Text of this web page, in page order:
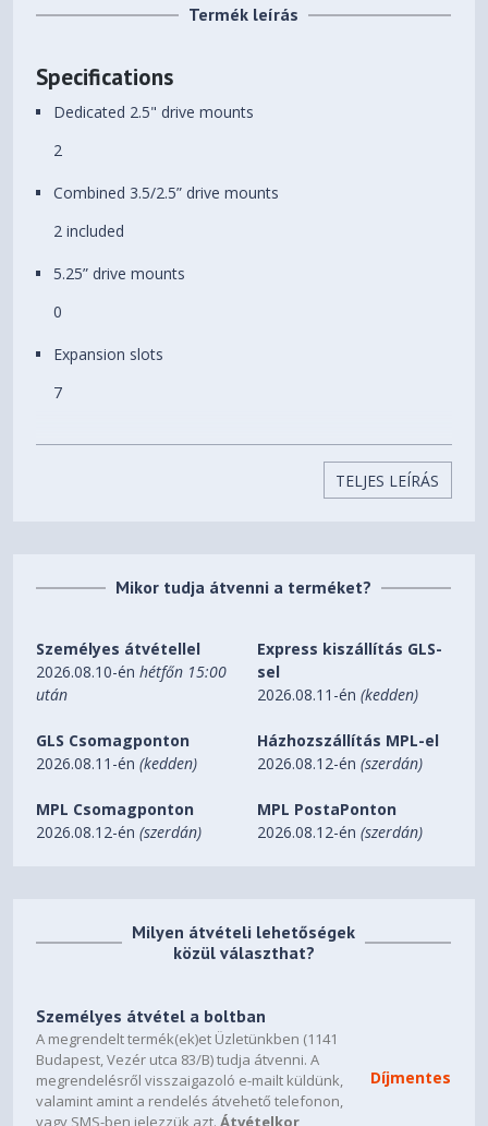
száma
0 db
Beépített ventilátorok
Beépíthető
magassága
185 mm
Videokártya maximális
Súly
Termék leírás
Specifications
Dedicated 2.5" drive mounts
2
Combined 3.5/2.5” drive mounts
2 included
5.25” drive mounts
0
Expansion slots
7
1x USB 3.2 Gen 2x2 Type-C (20 Gbps), 2xUSB 3.0, Audio
7 x 120 mm or 6 x 140 mm
9 x 120 mm or 8 x 140 mm
Front fan
3 x 120 mm, 3 x 140 mm (3 x Aspect 140mm PWM
included)
Top fan
3 x 120 mm, 2 x 140 mm or 2 x 180 mm
1 x 120/140 mm
Fixed cable straps
Yes
TELJES LEÍRÁS
Mikor tudja átvenni a terméket?
Személyes átvétellel
2026.08.10-énhétfőn 15:00
után
Express kiszállítás GLS-
sel
2026.08.11-én(kedden)
GLS Csomagponton
2026.08.11-én(kedden)
Házhozszállítás MPL-el
2026.08.12-én(szerdán)
MPL Csomagponton
2026.08.12-én(szerdán)
MPL PostaPonton
2026.08.12-én(szerdán)
Milyen átvételi lehetőségek
közül választhat?
Személyes átvétel a boltban
A megrendelt termék(ek)et Üzletünkben (1141
Budapest, Vezér utca 83/B) tudja átvenni. A
megrendelésről visszaigazoló e-mailt küldünk,
valamint amint a rendelés átvehető telefonon,
vagy SMS-ben jelezzük azt.Átvételkor
Díjmentes